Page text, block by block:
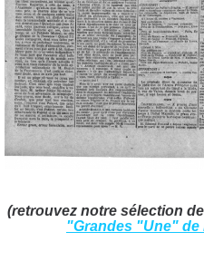
(retrouvez notre sélection
"Grandes "Une"